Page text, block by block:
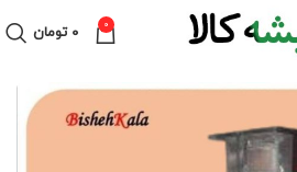
0 ۰ تومان